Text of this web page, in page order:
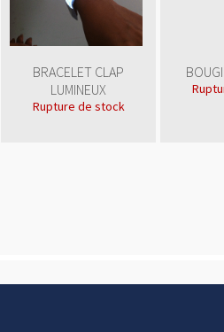
BRACELET CLAP
LUMINEUX
Rupture de stock